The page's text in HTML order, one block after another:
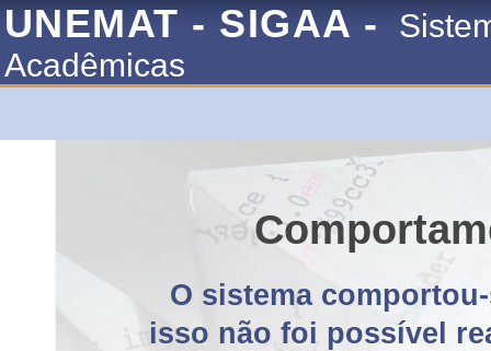
UNEMAT - SIGAA -
Acadêmicas
O sistema
isso não foi possível